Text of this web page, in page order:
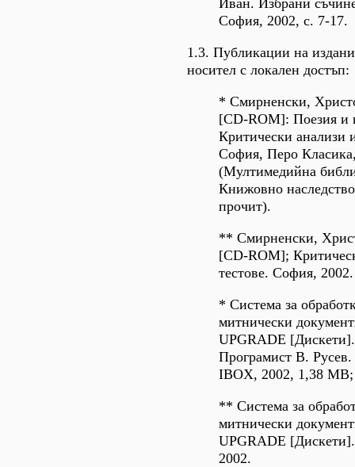
Иван. Избрани
София, 2002, с. 7-17.
1.3. Публикации на
носител с локален достъп:
* Смирненски,
[CD-ROM]: Поезия и
Критически анализи
София, Перо
(Мултимедийна
Книжовно
прочит).
** Смирненски,
[CD-ROM];
тестове. София, 2002.
* Система за
митнически
UPGRADE
Програмист В. Русев.
IBOX, 2002, 1,38
** Система за
митнически
UPGRADE
2002.